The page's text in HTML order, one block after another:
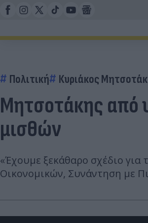
Πολιτική Κυριάκος
Μητσοτάκης από
μισθών
«Έχουμε ξεκάθαρο σχέδιο
Οικονομικών, Συνάντηση με